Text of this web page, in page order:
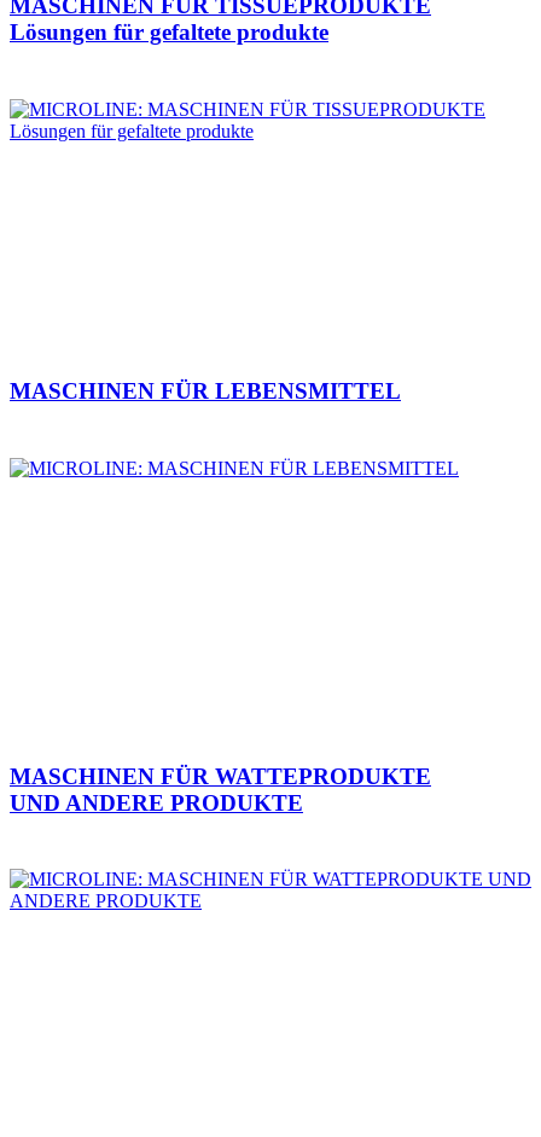
MASCHINEN FÜR TISSUEPRODUKTE
Lösungen für gefaltete produkte
MASCHINEN FÜR LEBENSMITTEL
MASCHINEN FÜR WATTEPRODUKTE
UND ANDERE PRODUKTE